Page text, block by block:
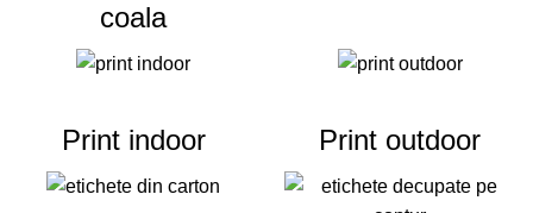
coala
Print indoor Print outdoor